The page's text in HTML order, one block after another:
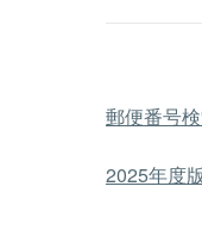
郵便番号
2025年度